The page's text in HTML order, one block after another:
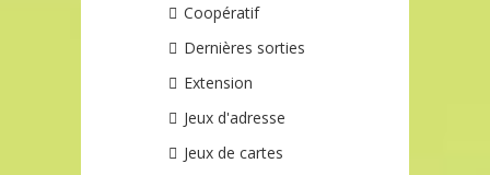
Coopératif
Dernières sorties
Extension
Jeux d'adresse
Jeux de cartes